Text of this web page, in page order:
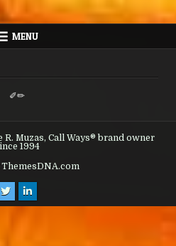
MENU
✐✏
Muzas, Call Ways® brand owner
1994